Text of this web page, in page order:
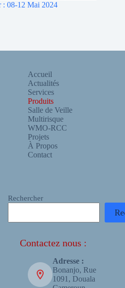
: 08-12 Mai 2024
Accueil
Actualités
Services
Produits
Salle de Veille
Multirisque
WMO-RCC
Projets
À Propos
Contact
Rechercher
Contactez nous :
Adresse :
Bonanjo, Rue
1091, Douala